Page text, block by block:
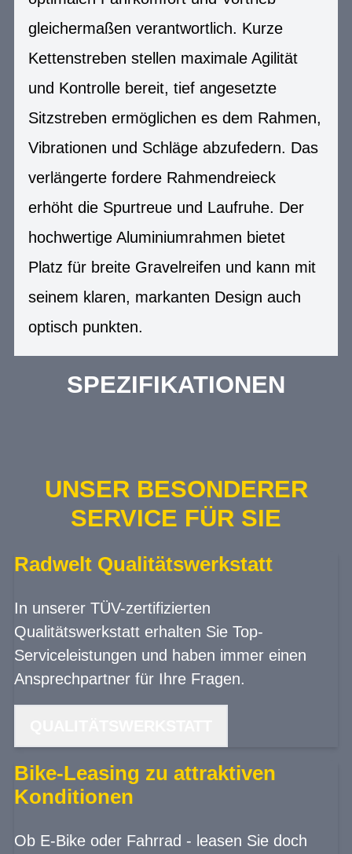
gleichermaßen verantwortlich. Kurze
Kettenstreben stellen maximale Agilität
und Kontrolle bereit, tief angesetzte
Sitzstreben ermöglichen es dem Rahmen,
Vibrationen und Schläge abzufedern. Das
verlängerte fordere Rahmendreieck
erhöht die Spurtreue und Laufruhe. Der
hochwertige Aluminiumrahmen bietet
Platz für breite Gravelreifen und kann mit
seinem klaren, markanten Design auch
optisch punkten.
SPEZIFIKATIONEN
UNSER BESONDERER
SERVICE FÜR SIE
Radwelt Qualitätswerkstatt
In unserer TÜV-zertifizierten
Qualitätswerkstatt erhalten Sie Top-
Serviceleistungen und haben immer einen
Ansprechpartner für Ihre Fragen.
Bike-Leasing zu attraktiven
Konditionen
Ob E-Bike oder Fahrrad - leasen Sie doch